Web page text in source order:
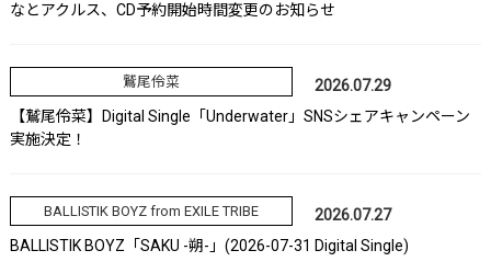
なとアクルス、CD予約開始時間変更のお知らせ
鷲尾伶菜
2026.07.29
【鷲尾伶菜】Digital Single「Underwater」SNSシェアキャンペーン
実施決定！
BALLISTIK BOYZ from EXILE TRIBE
2026.07.27
BALLISTIK BOYZ「SAKU -朔-」(2026-07-31 Digital Single)